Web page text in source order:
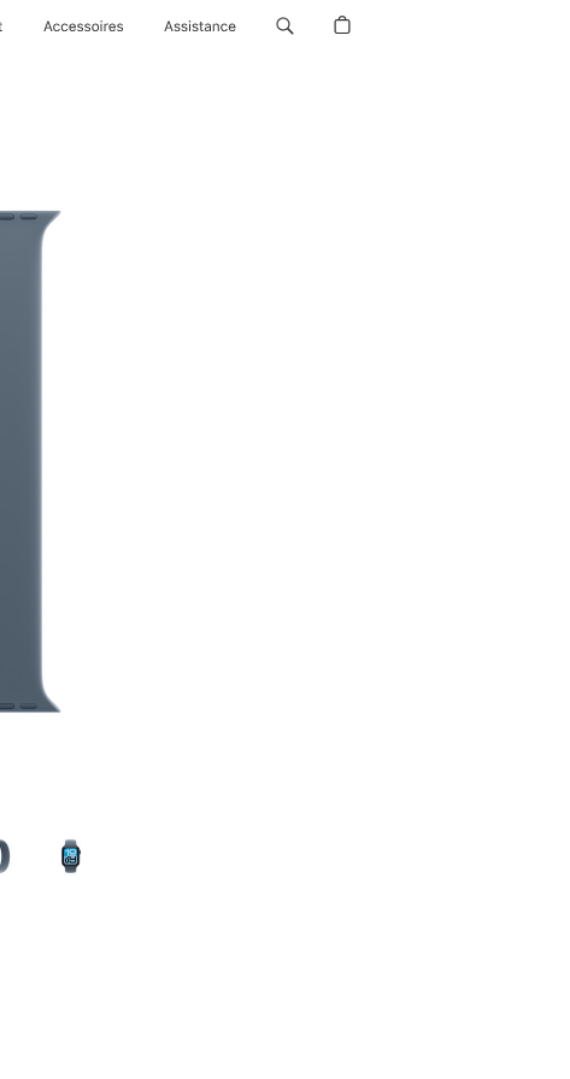
Accessoires Assistance